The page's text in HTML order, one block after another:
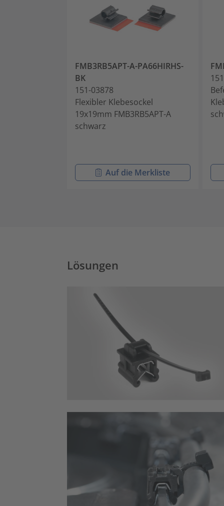
FMB3RB5APT-A-PA66HIRHS-
BK
151-03878
Flexibler Klebesockel
19x19mm FMB3RB5APT-A
schwarz
Auf die Merkliste
Lösungen